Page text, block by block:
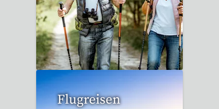
2 Reisen gefunden
Flugreisen